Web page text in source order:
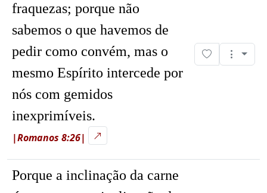
fraquezas; porque não
sabemos o que havemos de
pedir como convém, mas o
mesmo Espírito intercede por
nós com gemidos
inexprimíveis.
|Romanos 8:26|
Porque a inclinação da carne